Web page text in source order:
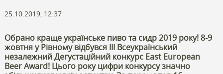
25.10.2019, 12:37
Обрано краще українське пиво та сидр 2019 року! 8-9
жовтня у Рівному відбувся ІІІ Всеукраїнський
незалежний Дегустаційний конкурс East European
Beer Award! Цього року цифри конкурсу значно